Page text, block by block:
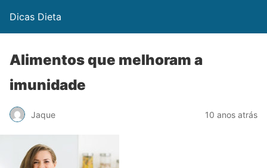
Dicas Dieta
Alimentos que melhoram a
imunidade
Jaque 10 anos atrás